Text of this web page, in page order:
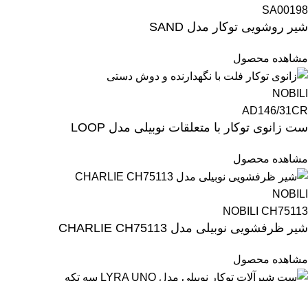
SA00198
شیر روشویی توکار مدل SAND
مشاهده محصول
NOBILI
AD146/31CR
ست زانوی توکار با متعلقات نوبیلی مدل LOOP
مشاهده محصول
NOBILI
NOBILI CH75113
شیر ظرفشویی نوبیلی مدل CHARLIE CH75113
مشاهده محصول